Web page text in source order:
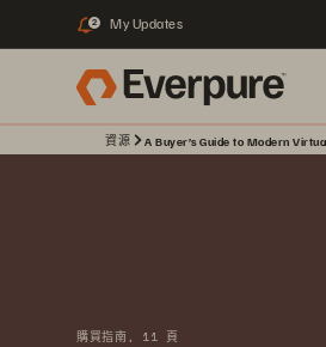
2 My Updates
資源 A Buyer’s Guide to Modern
購買指南, 11 頁